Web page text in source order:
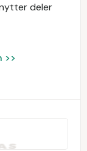
deler
>>